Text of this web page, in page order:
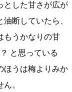
とした甘さが広が
断していたら、
もうかなりの甘
と思っている
ほうは梅よりみか
。